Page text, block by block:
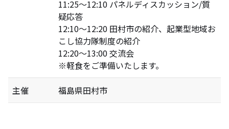
11:25～12:10 パネルディスカッション/質
疑応答
12:10～12:20 田村市の紹介、起業型地域お
こし協力隊制度の紹介
12:20～13:00 交流会
※軽食をご準備いたします。
主催 福島県田村市